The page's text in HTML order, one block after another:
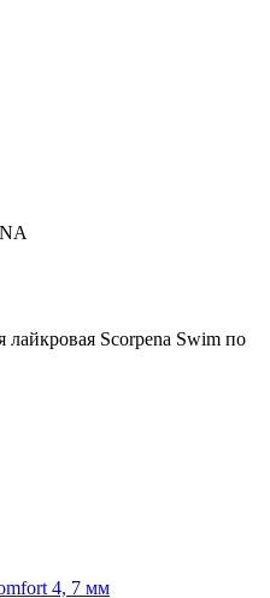
Scorpena Swim по
4, 7 мм